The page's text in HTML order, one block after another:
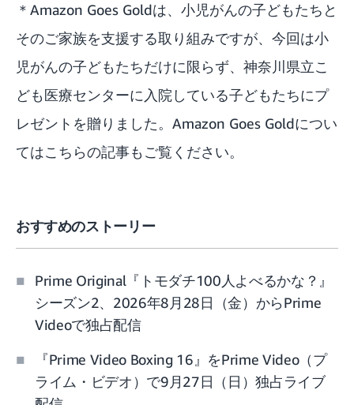
＊Amazon Goes Goldは、小児がんの子どもたちと
そのご家族を支援する取り組みですが、今回は小
児がんの子どもたちだけに限らず、神奈川県立こ
ども医療センターに入院している子どもたちにプ
レゼントを贈りました。 Amazon Goes Goldについ
てはこちらの記事もご覧ください。
おすすめのストーリー
Prime Original『トモダチ100人よべるかな？』
シーズン2、2026年8月28日（金）からPrime
Videoで独占配信
『Prime Video Boxing 16』をPrime Video（プ
ライム・ビデオ）で9月27日（日）独占ライブ